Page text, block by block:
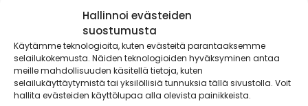
Hallinnoi evästeiden
suostumusta
Käytämme teknologioita, kuten evästeitä parantaaksemme
selailukokemusta. Näiden teknologioiden hyväksyminen antaa
meille mahdollisuuden käsitellä tietoja, kuten
selailukäyttäytymistä tai yksilöllisiä tunnuksia tällä sivustolla. Voit
hallita evästeiden käyttölupaa alla olevista painikkeista.
Kesähelteillä nopeus ja helppous ovat valttikortteja
ruuanlaitossa. Valmiiksi maustetut öljyt ovat näppärä tapa